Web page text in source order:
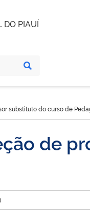
DO PIAUÍ
substituto do curso de
de